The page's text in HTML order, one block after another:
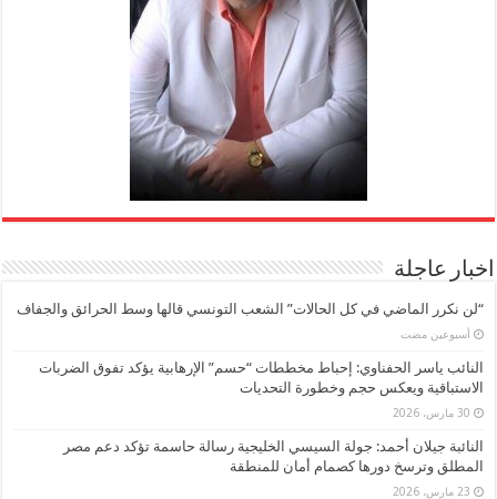
اخبار عاجلة
“لن نكرر الماضي في كل الحالات” الشعب التونسي قالها وسط الحرائق والجفاف
‏أسبوعين مضت
النائب ياسر الحفناوي: إحباط مخططات “حسم” الإرهابية يؤكد تفوق الضربات
الاستباقية ويعكس حجم وخطورة التحديات
30 مارس، 2026
النائبة جيلان أحمد: جولة السيسي الخليجية رسالة حاسمة تؤكد دعم مصر
المطلق وترسخ دورها كصمام أمان للمنطقة
23 مارس، 2026